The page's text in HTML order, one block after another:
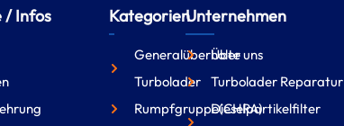
/ Infos Kategorien
Generalüberholte
Turbolader
Rumpfgruppe(CHRA)
Unternehmen
Über uns
Turbolader Reparatur
Dieselpartikelfilter